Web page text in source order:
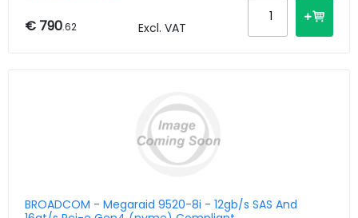
€ 790.62 Excl. VAT
BROADCOM - Megaraid 9520-8i - 12gb/s SAS And